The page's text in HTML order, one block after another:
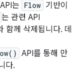
API는 Flow 기반이
는 관련 API
함께 삭제됩니다. 데
API를 통해 만
다.